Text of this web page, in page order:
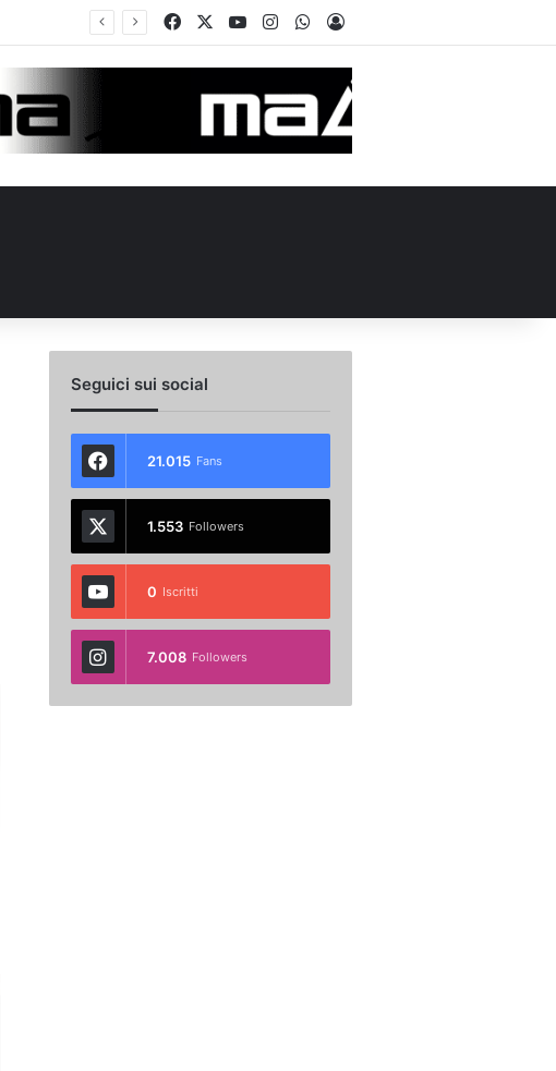
FacebookYou TubeInstagramWhatsApp
Accedi
Seguici sui social
21.015 Fans
1.553 Followers
0 Iscritti
7.008 Followers